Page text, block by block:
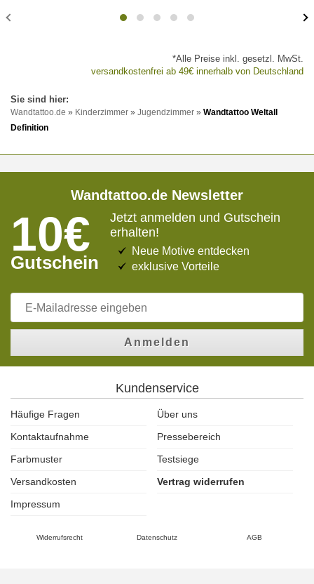
*Alle Preise inkl. gesetzl. MwSt.
versandkostenfrei ab 49€ innerhalb von Deutschland
Wandtattoo.de » Kinderzimmer » Jugendzimmer » Wandtattoo Weltall
Definition
Wandtattoo.de Newsletter
10€
Gutschein
Jetzt anmelden und Gutschein
erhalten!
Neue Motive entdecken
exklusive Vorteile
Anmelden
Kundenservice
Häufige Fragen
Über uns
Kontaktaufnahme
Pressebereich
Farbmuster
Testsiege
Versandkosten
Vertrag widerrufen
Impressum
Widerrufsrecht Datenschutz AGB